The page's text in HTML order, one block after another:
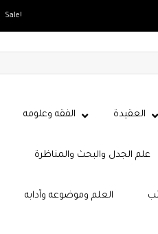
Sale!
العقيدة الفقه وعلومه
علم الجدل والبحث والمناظرة
العلم وموضوعه وآدابه